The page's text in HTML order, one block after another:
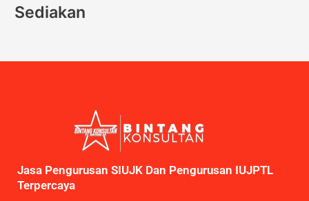
Sediakan
Jasa Pengurusan SIUJK Dan Pengurusan IUJPTL
Terpercaya